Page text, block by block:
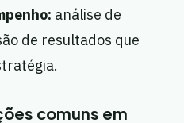
análise de
de resultados que
comuns em